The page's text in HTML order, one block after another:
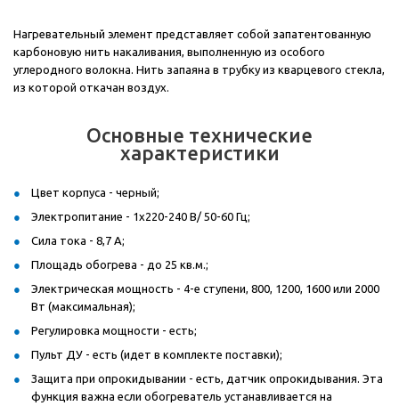
Нагревательный элемент представляет собой запатентованную
карбоновую нить накаливания, выполненную из особого
углеродного волокна. Нить запаяна в трубку из кварцевого стекла,
из которой откачан воздух.
Основные технические
характеристики
Цвет корпуса - черный;
Электропитание - 1x220-240 В/ 50-60 Гц;
Сила тока - 8,7 А;
Площадь обогрева - до 25 кв.м.;
Электрическая мощность - 4-е ступени, 800, 1200, 1600 или 2000
Вт (максимальная);
Регулировка мощности - есть;
Пульт ДУ - есть (идет в комплекте поставки);
Защита при опрокидывании - есть, датчик опрокидывания. Эта
функция важна если обогреватель устанавливается на